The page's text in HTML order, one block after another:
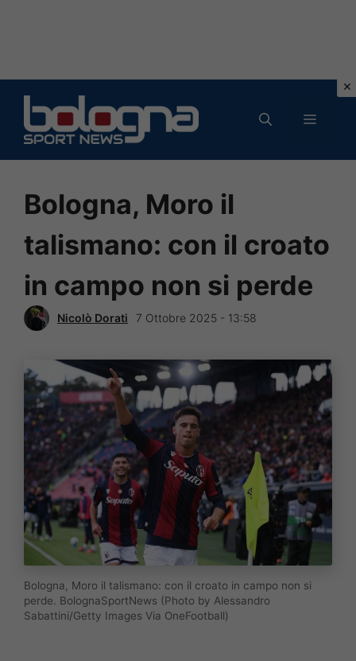
contenuto
MENU
Bologna, Moro il
talismano: con il croato
in campo non si perde
Nicolò Dorati 7 Ottobre 2025 - 13:58
Bologna, Moro il talismano: con il croato in campo non si
perde. BolognaSportNews (Photo by Alessandro
Sabattini/Getty Images Via OneFootball)